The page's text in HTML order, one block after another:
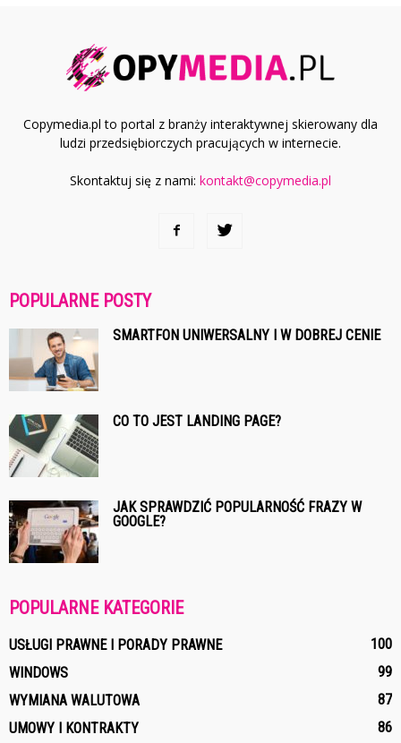
Copymedia.pl to portal z branży interaktywnej skierowany dla
ludzi przedsiębiorczych pracujących w internecie.
Skontaktuj się z nami: kontakt@copymedia.pl
POPULARNE POSTY
SMARTFON UNIWERSALNY I W DOBREJ CENIE
CO TO JEST LANDING PAGE?
JAK SPRAWDZIĆ POPULARNOŚĆ FRAZY W
GOOGLE?
POPULARNE KATEGORIE
USŁUGI PRAWNE I PORADY PRAWNE
100
WINDOWS
99
WYMIANA WALUTOWA
87
UMOWY I KONTRAKTY
86